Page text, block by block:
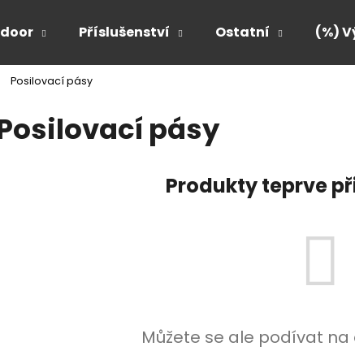
Příslušenství Ostatní (%)
Posilovací pásy
pásy
Produkty teprve
Můžete se ale podívat
Co potřebujete najít?